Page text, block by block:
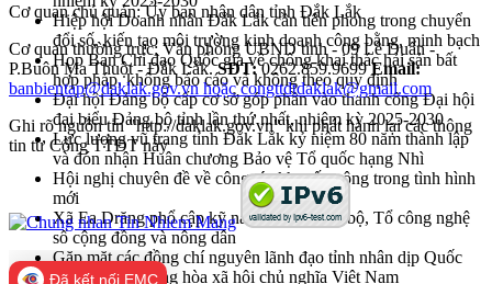
Hiệp hội Doanh nhân Đắk Lắk cần tiên phong trong chuyển
đổi số, kiến tạo môi trường kinh doanh công bằng, minh bạch
Họp Ban Chỉ đạo Quốc gia về chống khai thác hải sản bất
hợp pháp, không báo cáo và không theo quy định
Đại hội Đảng bộ cấp cơ sở góp phần vào thanh công Đại hội
đại biểu Đảng bộ tỉnh lần thứ nhất, nhiệm kỳ 2025-2030
Lực lượng vũ trang tỉnh Đắk Lắk kỷ niệm 80 năm thành lập
và đón nhận Huân chương Bảo vệ Tổ quốc hạng Nhì
Hội nghị chuyên đề về công tác khuyến nông trong tình hình
mới
Xã Ea Drăng phổ cập kỹ năng số cho cán bộ, Tổ công nghệ
số cộng đồng và nông dân
Gặp mặt các đồng chí nguyên lãnh đạo tỉnh nhân dịp Quốc
khánh nước Cộng hòa xã hội chủ nghĩa Việt Nam
Cơ quan chủ quản: Ủy ban nhân dân tỉnh Đắk Lắk
Cơ quan thường trực: Văn phòng UBND tỉnh - 09 Lê Duẩn -
P.Buôn Ma Thuột - Đắk Lắk.SĐT:0262.859.9699Email:
banbientap@daklak.gov.vn hoặc congttdtdaklak@gmail.com
Ghi rõ nguồn tin "http://daklak.gov.vn" khi phát hành lại các thông
tin từ Cổng TTĐT này
Đã kết nối EMC